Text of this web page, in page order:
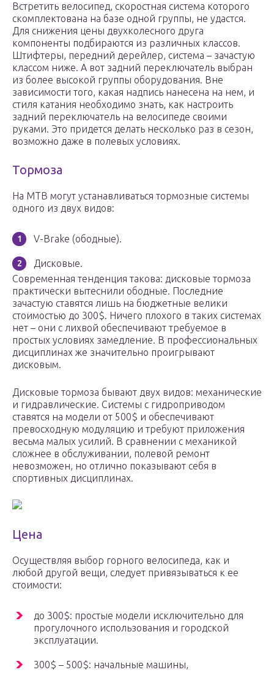
Встретить велосипед, скоростная система которого
скомплектована на базе одной группы, не удастся.
Для снижения цены двухколесного друга
компоненты подбираются из различных классов.
Штифтеры, передний дерейлер, система – зачастую
классом ниже. А вот задний переключатель выбран
из более высокой группы оборудования. Вне
зависимости того, какая надпись нанесена на нем, и
стиля катания необходимо знать, как настроить
задний переключатель на велосипеде своими
руками. Это придется делать несколько раз в сезон,
возможно даже в полевых условиях.
Тормоза
На MTB могут устанавливаться тормозные системы
одного из двух видов:
V-Brake (ободные).
Дисковые.
Современная тенденция такова: дисковые тормоза
практически вытеснили ободные. Последние
зачастую ставятся лишь на бюджетные велики
стоимостью до 300$. Ничего плохого в таких системах
нет – они с лихвой обеспечивают требуемое в
простых условиях замедление. В профессиональных
дисциплинах же значительно проигрывают
дисковым.
Дисковые тормоза бывают двух видов: механические
и гидравлические. Системы с гидроприводом
ставятся на модели от 500$ и обеспечивают
превосходную модуляцию и требуют приложения
весьма малых усилий. В сравнении с механикой
сложнее в обслуживании, полевой ремонт
невозможен, но отлично показывают себя в
спортивных дисциплинах.
Цена
Осуществляя выбор горного велосипеда, как и
любой другой вещи, следует привязываться к ее
стоимости:
до 300$: простые модели исключительно для
прогулочного использования и городской
эксплуатации.
300$ – 500$: начальные машины,